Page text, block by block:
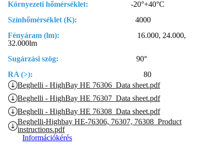
Környezeti hőmérséklet:
-20°+40°C
Színhőmérséklet (K):
4000
Fényáram (lm):
16.000, 24.000,
32.000lm
Sugárzási szög:
90°
RA (>):
80
Beghelli - HighBay HE 76306_Data sheet.pdf
Beghelli - HighBay HE 76307_Data sheet.pdf
Beghelli - HighBay HE 76308_Data sheet.pdf
Beghelli-Highbay HE-76306, 76307, 76308_Product
instructions.pdf
Információkérés